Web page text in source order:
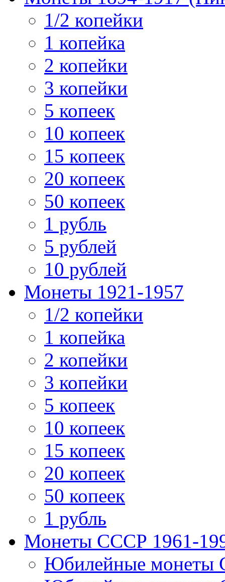
1/2 копейки
1 копейка
2 копейки
3 копейки
5 копеек
10 копеек
15 копеек
20 копеек
50 копеек
1 рубль
5 рублей
10 рублей
Монеты 1921-1957
1/2 копейки
1 копейка
2 копейки
3 копейки
5 копеек
10 копеек
15 копеек
20 копеек
50 копеек
1 рубль
Монеты СССР 1961-
Юбилейные монеты